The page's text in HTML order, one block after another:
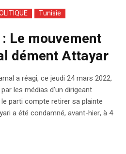
Tunisie
Le mouvement
dément Attayar
a réagi, ce jeudi 24 mars 2022,
les médias d’un dirigeant
parti compte retirer sa plainte
a été condamné, avant-hier, à 4